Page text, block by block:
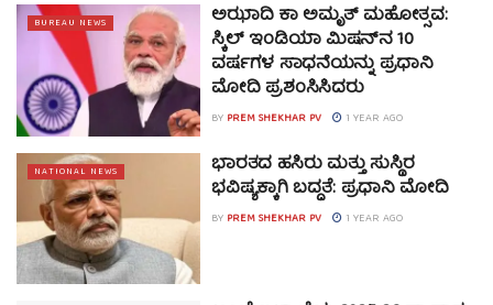
BUREAU NEWS ಅಝಾದಿ ಕಾ ಅಮೃತ್ ಮಹೋತ್ಸವ:
ಸ್ಕಿಲ್ ಇಂಡಿಯಾ ಮಿಷನ್‌ನ 10
ವರ್ಷಗಳ ಸಾಧನೆಯನ್ನು ಪ್ರಧಾನಿ
ಮೋದಿ ಪ್ರಶಂಸಿಸಿದರು
BY PREM SHEKHAR PV 1 YEAR AGO
NATIONAL NEWS ಭಾರತದ ಹಸಿರು ಮತ್ತು ಸುಸ್ಥಿರ
ಭವಿಷ್ಯಕ್ಕಾಗಿ ಬದ್ಧತೆ: ಪ್ರಧಾನಿ ಮೋದಿ
BY PREM SHEKHAR PV 1 YEAR AGO